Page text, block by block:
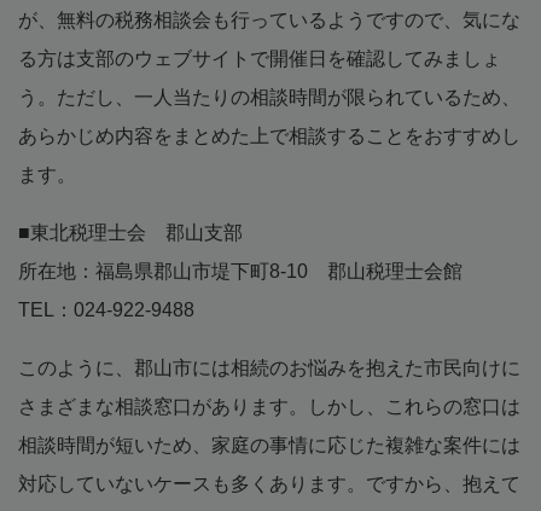
が、無料の税務相談会も行っているようですので、気にな
る方は支部のウェブサイトで開催日を確認してみましょ
う。ただし、一人当たりの相談時間が限られているため、
あらかじめ内容をまとめた上で相談することをおすすめし
ます。
■東北税理士会 郡山支部
所在地：福島県郡山市堤下町8-10 郡山税理士会館
TEL：024-922-9488
このように、郡山市には相続のお悩みを抱えた市民向けに
さまざまな相談窓口があります。しかし、これらの窓口は
相談時間が短いため、家庭の事情に応じた複雑な案件には
対応していないケースも多くあります。ですから、抱えて